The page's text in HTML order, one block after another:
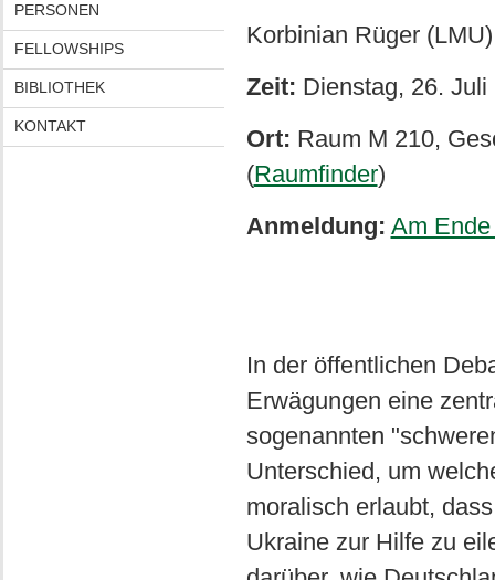
PERSONEN
FELLOWSHIPS
BIBLIOTHEK
KONTAKT
Korbinian Rüger
Zeit: Dienstag, 26.
Ort: Raum M 210,
(Raumfinder)
Anmeldung: Am
In der öffentlichen
Erwägungen eine
sogenannten
Unterschied, um
moralisch erlaubt,
Ukraine zur Hilfe zu